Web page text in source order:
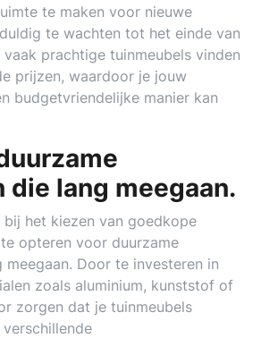
te maken voor nieuwe
te wachten tot het einde van
prachtige tuinmeubels vinden
prijzen, waardoor je jouw
budgetvriendelijke manier kan
die lang meegaan.
het kiezen van goedkope
opteren voor duurzame
meegaan. Door te investeren in
zoals aluminium, kunststof of
zorgen dat je tuinmeubels